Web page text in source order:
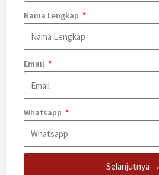
Nama Lengkap
Email
Whatsapp
Selanjutnya →